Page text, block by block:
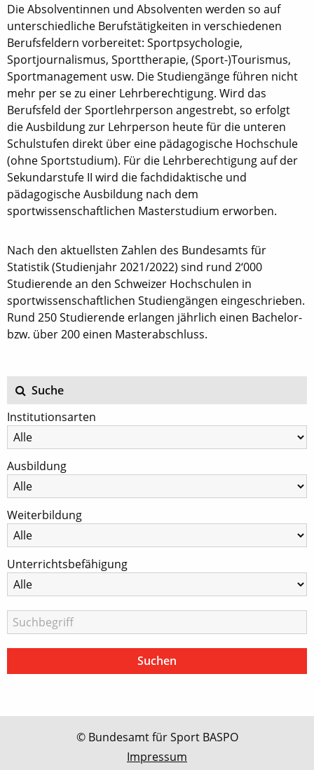
Die Absolventinnen und Absolventen werden so auf
unterschiedliche Berufstätigkeiten in verschiedenen
Berufsfeldern vorbereitet: Sportpsychologie,
Sportjournalismus, Sporttherapie, (Sport-)Tourismus,
Sportmanagement usw. Die Studiengänge führen nicht
mehr per se zu einer Lehrberechtigung. Wird das
Berufsfeld der Sportlehrperson angestrebt, so erfolgt
die Ausbildung zur Lehrperson heute für die unteren
Schulstufen direkt über eine pädagogische Hochschule
(ohne Sportstudium). Für die Lehrberechtigung auf der
Sekundarstufe II wird die fachdidaktische und
pädagogische Ausbildung nach dem
sportwissenschaftlichen Masterstudium erworben.
Nach den aktuellsten Zahlen des Bundesamts für
Statistik (Studienjahr 2021/2022) sind rund 2‘000
Studierende an den Schweizer Hochschulen in
sportwissenschaftlichen Studiengängen eingeschrieben.
Rund 250 Studierende erlangen jährlich einen Bachelor-
bzw. über 200 einen Masterabschluss.
Suche
Institutionsarten
Ausbildung
Weiterbildung
Unterrichtsbefähigung
© Bundesamt für Sport BASPO
Impressum